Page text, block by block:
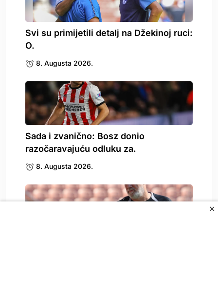
✕
Svi su primijetili detalj na Džekinoj ruci:
O.
8. Augusta 2026.
Sada i zvanično: Bosz donio
razočaravajuću odluku za.
8. Augusta 2026.